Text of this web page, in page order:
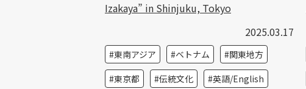
Izakaya” in Shinjuku, Tokyo
2025.03.17
東南アジア ベトナム
関東地方
東京都
伝統文化 英語/English